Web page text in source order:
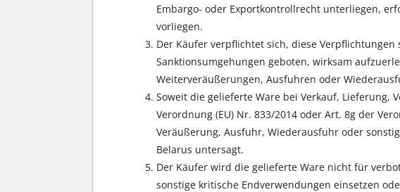
Embargo- oder Exportkontrollrecht unterliegen,
vorliegen.
Der Käufer verpflichtet sich, diese
Sanktionsumgehungen geboten, wirksam
Weiterveräußerungen, Ausfuhren oder
Soweit die gelieferte Ware bei Verkauf,
Verordnung (EU) Nr. 833/2014 oder Art. 8g der
Veräußerung, Ausfuhr, Wiederausfuhr oder
Belarus untersagt.
Der Käufer wird die gelieferte Ware nicht für
sonstige kritische Endverwendungen einsetzen